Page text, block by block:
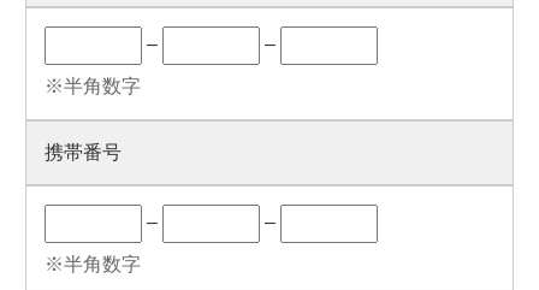
– –
※半角数字
携帯番号
– –
※半角数字